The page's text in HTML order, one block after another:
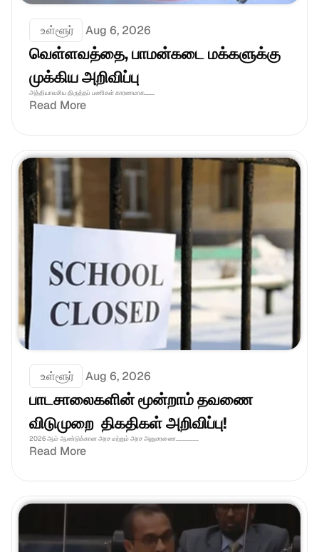
உள்ளூர் Aug 6, 2026
வெள்ளவத்தை, பாமன்கடை மக்களுக்கு
முக்கிய அறிவிப்பு
அத்தியாவசிய திருத்தப் பணிகள் காரணமாக.......
Read More
உள்ளூர் Aug 6, 2026
பாடசாலைகளின் மூன்றாம் தவணை
விடுமுறை  திகதிகள் அறிவிப்பு!
2026 ஆம் ஆண்டுக்கான அரச மற்றும் அரச அனுசரணை................
Read More